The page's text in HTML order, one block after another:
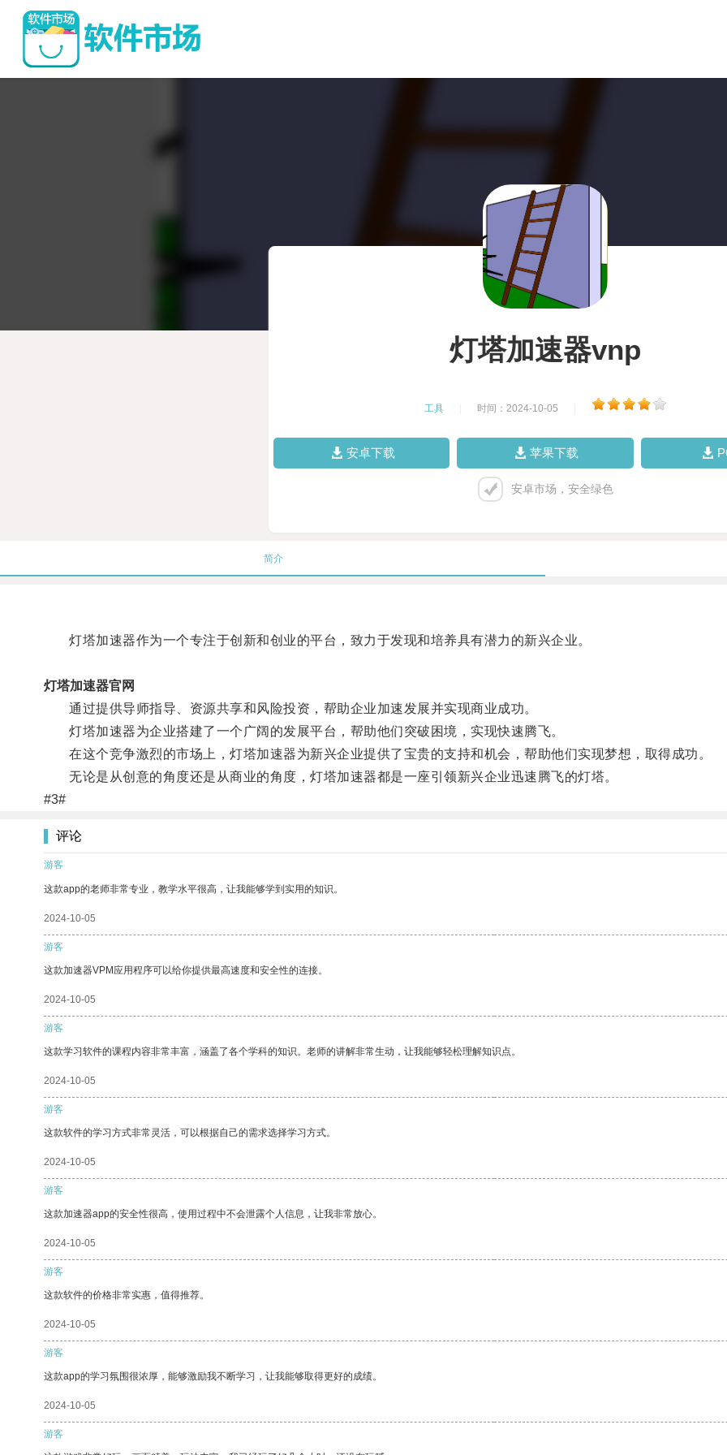
灯塔加速器vnp
工具 时间：2024-10-05
安卓下载 苹果下载
安卓市场，安全绿色
简介
灯塔加速器作为一个专注于创新和创业的平台，致力于发现和培养具有潜力的新兴企业。
灯塔加速器官网
通过提供导师指导、资源共享和风险投资，帮助企业加速发展并实现商业成功。
灯塔加速器为企业搭建了一个广阔的发展平台，帮助他们突破困境，实现快速腾飞。
在这个竞争激烈的市场上，灯塔加速器为新兴企业提供了宝贵的支持和机会，帮助他们实现梦想，取得成功。
无论是从创意的角度还是从商业的角度，灯塔加速器都是一座引领新兴企业迅速腾飞的灯塔。
#3#
评论
游客
这款app的老师非常专业，教学水平很高，让我能够学到实用的知识。
2024-10-05
游客
这款加速器VPM应用程序可以给你提供最高速度和安全性的连接。
2024-10-05
游客
这款学习软件的课程内容非常丰富，涵盖了各个学科的知识。老师的讲解非常生动，让我能够轻松理解知识点。
2024-10-05
游客
这款软件的学习方式非常灵活，可以根据自己的需求选择学习方式。
2024-10-05
游客
这款加速器app的安全性很高，使用过程中不会泄露个人信息，让我非常放心。
2024-10-05
游客
这款软件的价格非常实惠，值得推荐。
2024-10-05
游客
这款app的学习氛围很浓厚，能够激励我不断学习，让我能够取得更好的成绩。
2024-10-05
游客